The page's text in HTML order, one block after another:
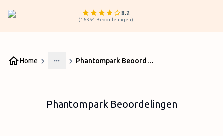
8.2
(16354 Beoordelingen)
Home
More
Phantompark Beoordelingen
Phantompark Beoordelingen